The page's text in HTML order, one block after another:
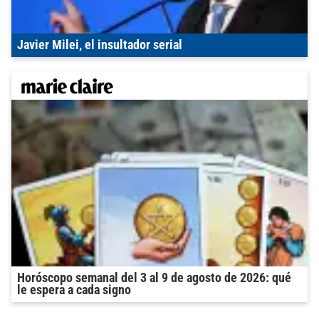
Javier Milei, el insultador serial
Horóscopo semanal del 3 al 9 de agosto de 2026: qué
le espera a cada signo